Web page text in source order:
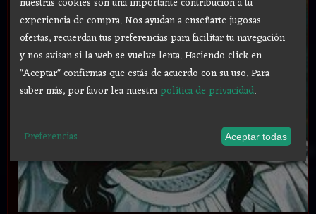
experiencia de compra. Nos ayudan a enseñarte jugosas
ofertas, recuerdan tus preferencias para facilitar tu navegación
y nos avisan si la web se vuelve lenta. Haciendo click en
"Aceptar" confirmas que estás de acuerdo con su uso.Para
saber más, por favor lea nuestrapolítica de privacidad.
Preferencias Aceptar todas